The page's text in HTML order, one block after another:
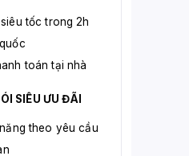
tốc trong 2h
toán tại nhà
SIÊU ƯU ĐÃI
theo yêu cầu